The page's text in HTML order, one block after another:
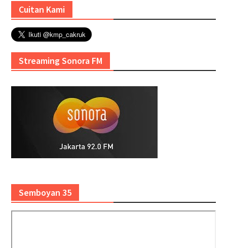
Cuitan Kami
Streaming Sonora FM
Semboyan 35